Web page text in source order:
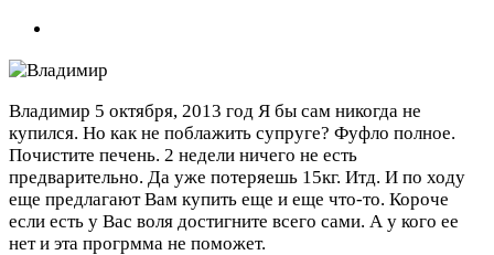
Владимир 5 октября, 2013 год Я бы сам никогда не
купился. Но как не поблажить супруге? Фуфло полное.
Почистите печень. 2 недели ничего не есть
предварительно. Да уже потеряешь 15кг. Итд. И по ходу
еще предлагают Вам купить еще и еще что-то. Короче
если есть у Вас воля достигните всего сами. А у кого ее
нет и эта прогрмма не поможет.